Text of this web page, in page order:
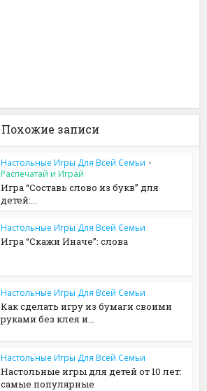
Похожие записи
Настольные Игры Для Всей Семьи •
Распечатай и Играй
Игра “Составь слово из букв” для
детей:...
Настольные Игры Для Всей Семьи
Игра “Скажи Иначе”: слова
Настольные Игры Для Всей Семьи
Как сделать игру из бумаги своими
руками без клея и...
Настольные Игры Для Всей Семьи
Настольные игры для детей от 10 лет:
самые популярные